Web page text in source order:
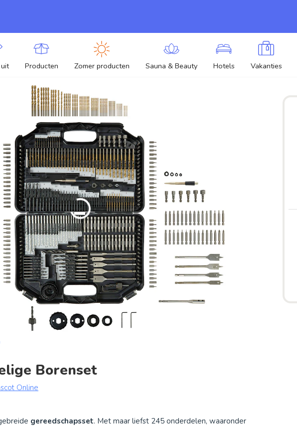
Producten Zomer producten Sauna & Beauty Hotels Vakanties
Borenset
Online
gereedschapsset. Met maar liefst 245 onderdelen, waaronder